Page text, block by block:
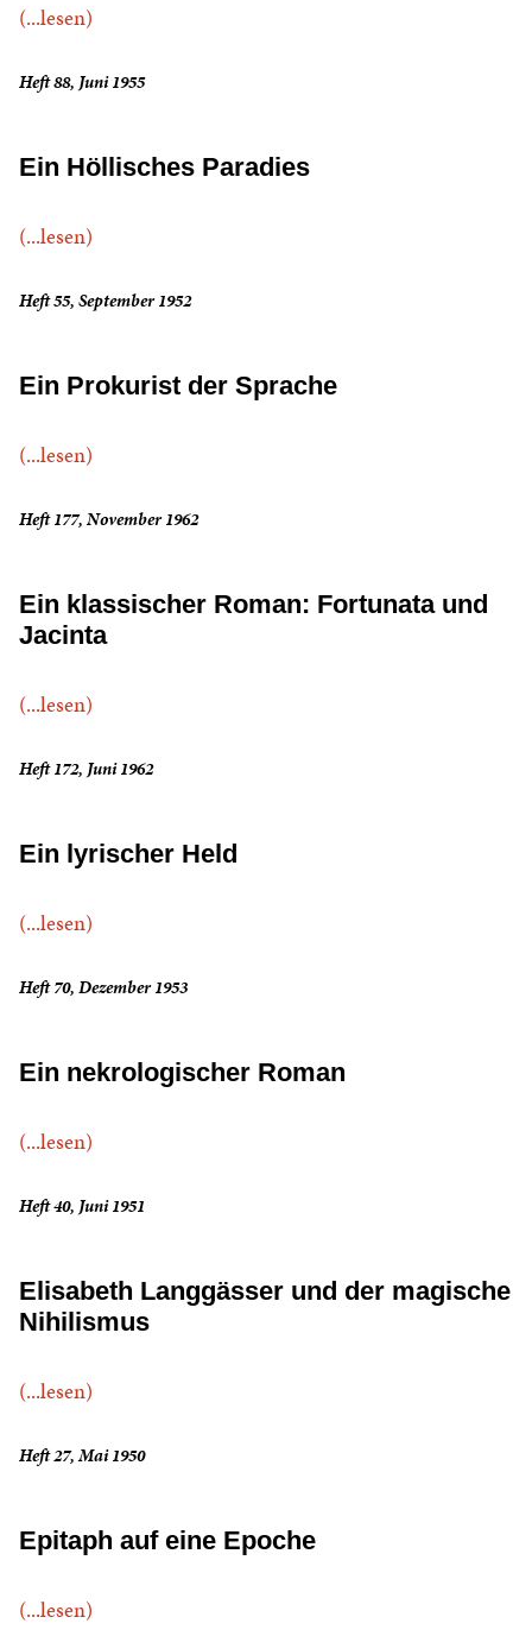
(...lesen)
Heft 88, Juni 1955
Ein Höllisches Paradies
(...lesen)
Heft 55, September 1952
Ein Prokurist der Sprache
(...lesen)
Heft 177, November 1962
Ein klassischer Roman: Fortunata und
Jacinta
(...lesen)
Heft 172, Juni 1962
Ein lyrischer Held
(...lesen)
Heft 70, Dezember 1953
Ein nekrologischer Roman
(...lesen)
Heft 40, Juni 1951
Elisabeth Langgässer und der magische
Nihilismus
(...lesen)
Heft 27, Mai 1950
Epitaph auf eine Epoche
(...lesen)